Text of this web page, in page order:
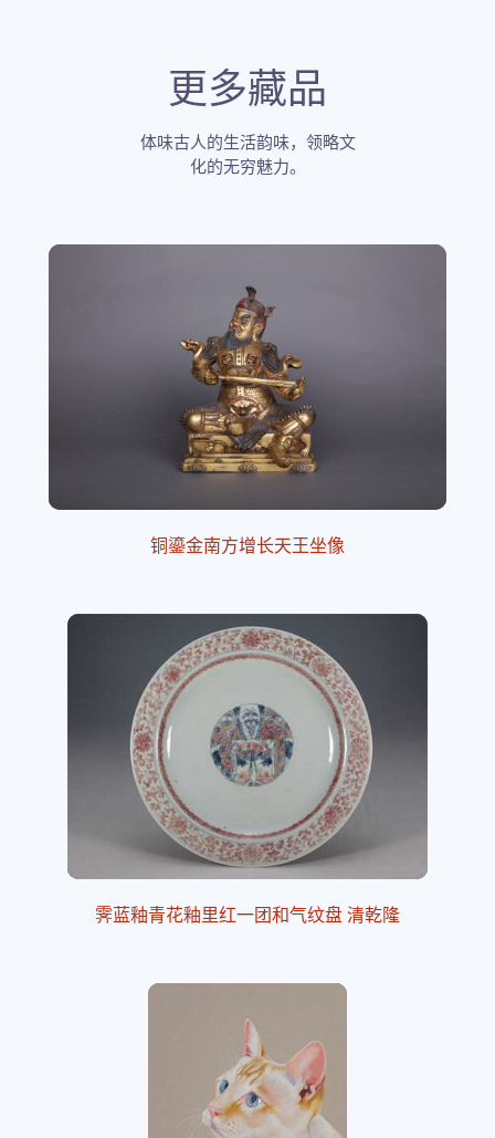
更多藏品
体味古人的生活韵味，领略文
化的无穷魅力。
铜鎏金南方增长天王坐像
霁蓝釉青花釉里红一团和气纹盘 清乾隆